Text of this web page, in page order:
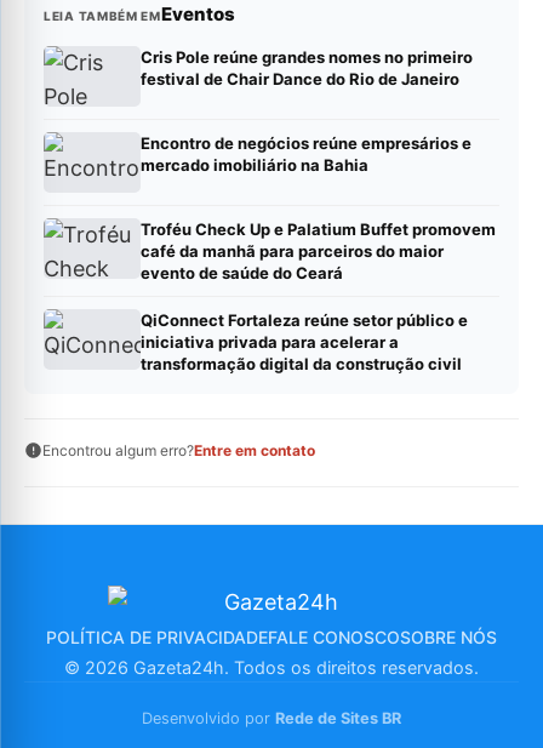
LEIA TAMBÉM EMEventos
Cris Pole reúne grandes nomes no primeiro
festival de Chair Dance do Rio de Janeiro
Encontro de negócios reúne empresários e
mercado imobiliário na Bahia
Troféu Check Up e Palatium Buffet promovem
café da manhã para parceiros do maior
evento de saúde do Ceará
QiConnect Fortaleza reúne setor público e
iniciativa privada para acelerar a
transformação digital da construção civil
Encontrou algum erro?Entre em contato
POLÍTICA DE PRIVACIDADEFALE CONOSCOSOBRE NÓS
© 2026 Gazeta24h. Todos os direitos reservados.
Desenvolvido por Rede de Sites BR